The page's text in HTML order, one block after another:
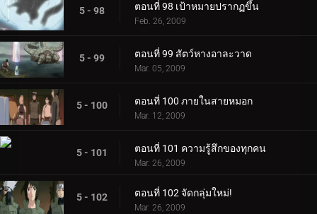
5 - 98 ตอนที่ 98 เป้าหมายปรากฏขึ้น
Feb. 26, 2009
5 - 99 ตอนที่ 99 สัตว์หางอาละวาด
Mar. 05, 2009
5 - 100 ตอนที่ 100 ภายในสายหมอก
Mar. 12, 2009
5 - 101 ตอนที่ 101 ความรู้สึกของทุกคน
Mar. 26, 2009
5 - 102 ตอนที่ 102 จัดกลุ่มใหม่!
Mar. 26, 2009